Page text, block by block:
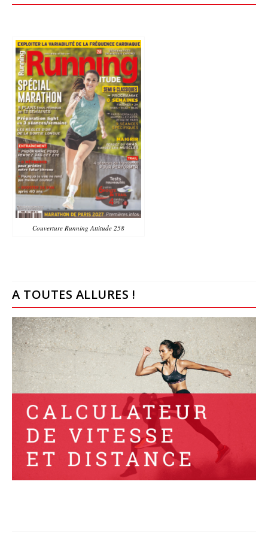
Couverture Running Attitude 258
A TOUTES ALLURES !